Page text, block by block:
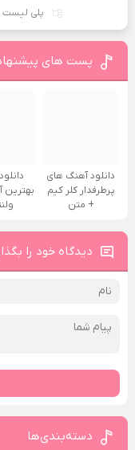
پلی لیست
پست های
دانلود آهنگ های
پرطرفدار کلر کیم
+ متن
بهترین
دیدگاه خود را
دسته‌بندی‌ها